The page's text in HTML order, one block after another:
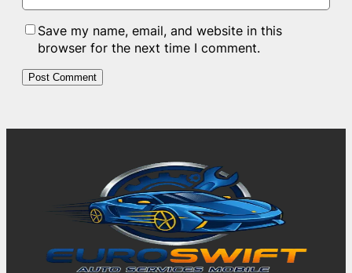
Save my name, email, and website in this
browser for the next time I comment.